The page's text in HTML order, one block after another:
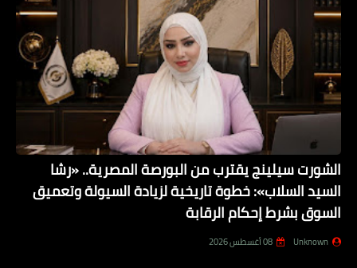
الشورت سيلينج يقترب من البورصة المصرية.. «رشا
السيد السلاب»: خطوة تاريخية لزيادة السيولة وتعميق
السوق بشرط إحكام الرقابة
Unknown 08 أغسطس 2026